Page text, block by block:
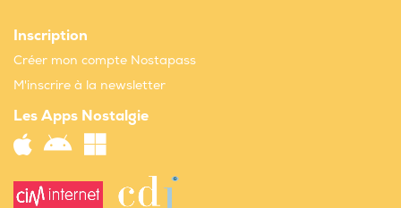
Inscription
Créer mon compte Nostapass
M'inscrire à la newsletter
Les Apps Nostalgie